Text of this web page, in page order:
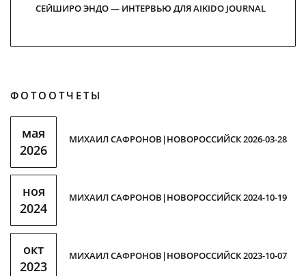
СЕЙШИРО ЭНДО — ИНТЕРВЬЮ ДЛЯ AIKIDO JOURNAL
ФОТООТЧЕТЫ
мая
2026
МИХАИЛ САФРОНОВ|НОВОРОССИЙСК 2026-03-28
ноя
2024
МИХАИЛ САФРОНОВ|НОВОРОССИЙСК 2024-10-19
окт
2023
МИХАИЛ САФРОНОВ|НОВОРОССИЙСК 2023-10-07